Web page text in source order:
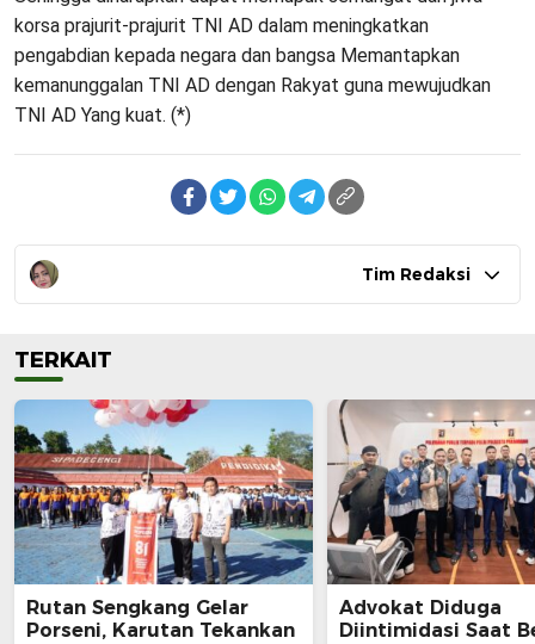
korsa prajurit-prajurit TNI AD dalam meningkatkan
pengabdian kepada negara dan bangsa Memantapkan
kemanunggalan TNI AD dengan Rakyat guna mewujudkan
TNI AD Yang kuat. (*)
Tim Redaksi
TERKAIT
Rutan Sengkang Gelar
Porseni, Karutan Tekankan
Advokat Diduga
Diintimidasi Saat